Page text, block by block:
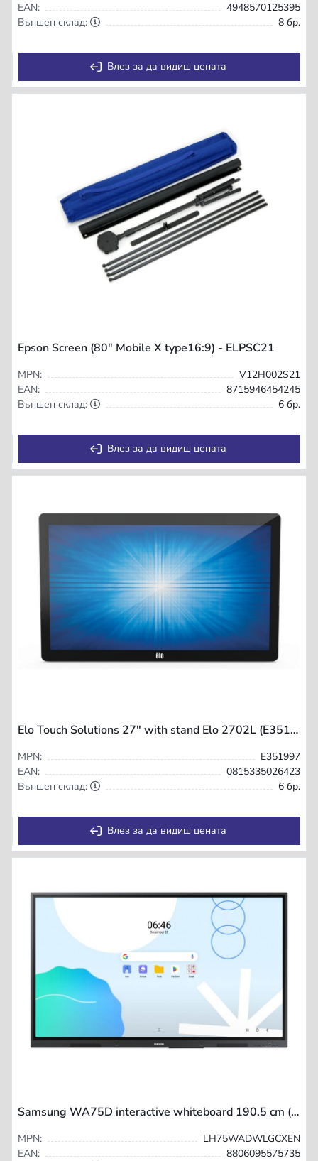
EAN:
4948570125395
Външен склад:
8 бр.
Влез за да видиш цената
Epson Screen (80" Mobile X type16:9) - ELPSC21
MPN:
V12H002S21
EAN:
8715946454245
Външен склад:
6 бр.
Влез за да видиш цената
Elo Touch Solutions 27" with stand Elo 2702L (E351997)
MPN:
E351997
EAN:
0815335026423
Външен склад:
6 бр.
Влез за да видиш цената
Samsung WA75D interactive whiteboard 190.5 cm (75") 3840 x 2160 pixels Touchscreen Grey
MPN:
LH75WADWLGCXEN
EAN:
8806095575735